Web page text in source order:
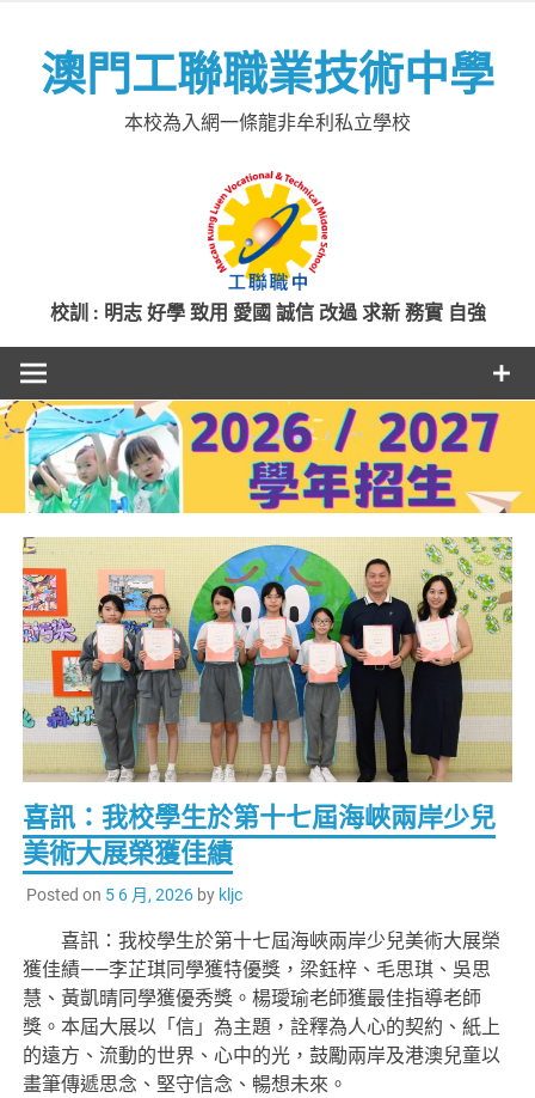
content澳門工聯職業技術中學
本校為入網一條龍非牟利私立學校
校訓 : 明志 好學 致用 愛國 誠信 改過 求新 務實 自強
喜訊：我校學生於第十七屆海峽兩岸少兒
美術大展榮獲佳績
Posted on 5 6 月, 2026by kljc
喜訊：我校學生於第十七屆海峽兩岸少兒美術大展榮
獲佳績——李芷琪同學獲特優獎，梁鈺梓、毛思琪、吳思
慧、黃凱晴同學獲優秀獎。楊璦瑜老師獲最佳指導老師
獎。本屆大展以「信」為主題，詮釋為人心的契約、紙上
的遠方、流動的世界、心中的光，鼓勵兩岸及港澳兒童以
畫筆傳遞思念、堅守信念、暢想未來。